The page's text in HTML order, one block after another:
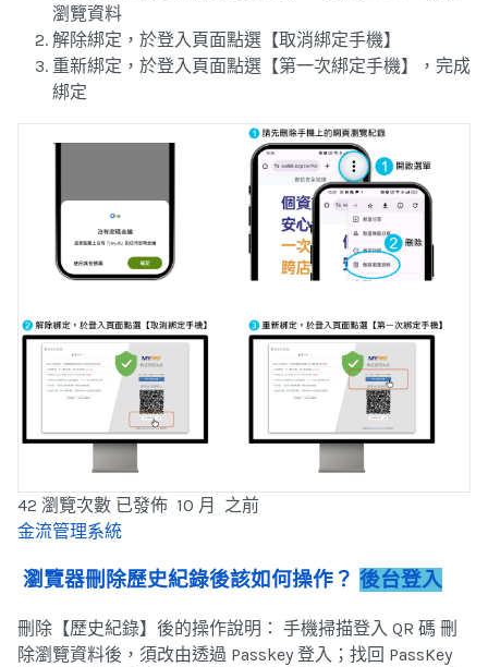
瀏覽資料
解除綁定，於登入頁面點選【取消綁定手機】
重新綁定，於登入頁面點選【第一次綁定手機】，完成
綁定
42 瀏覽次數 已發佈 10 月 之前
金流管理系統
瀏覽器刪除歷史紀錄後該如何操作？ 後台登入
刪除【歷史紀錄】後的操作說明： 手機掃描登入 QR 碼 刪
除瀏覽資料後，須改由透過 Passkey 登入；找回 PassKey